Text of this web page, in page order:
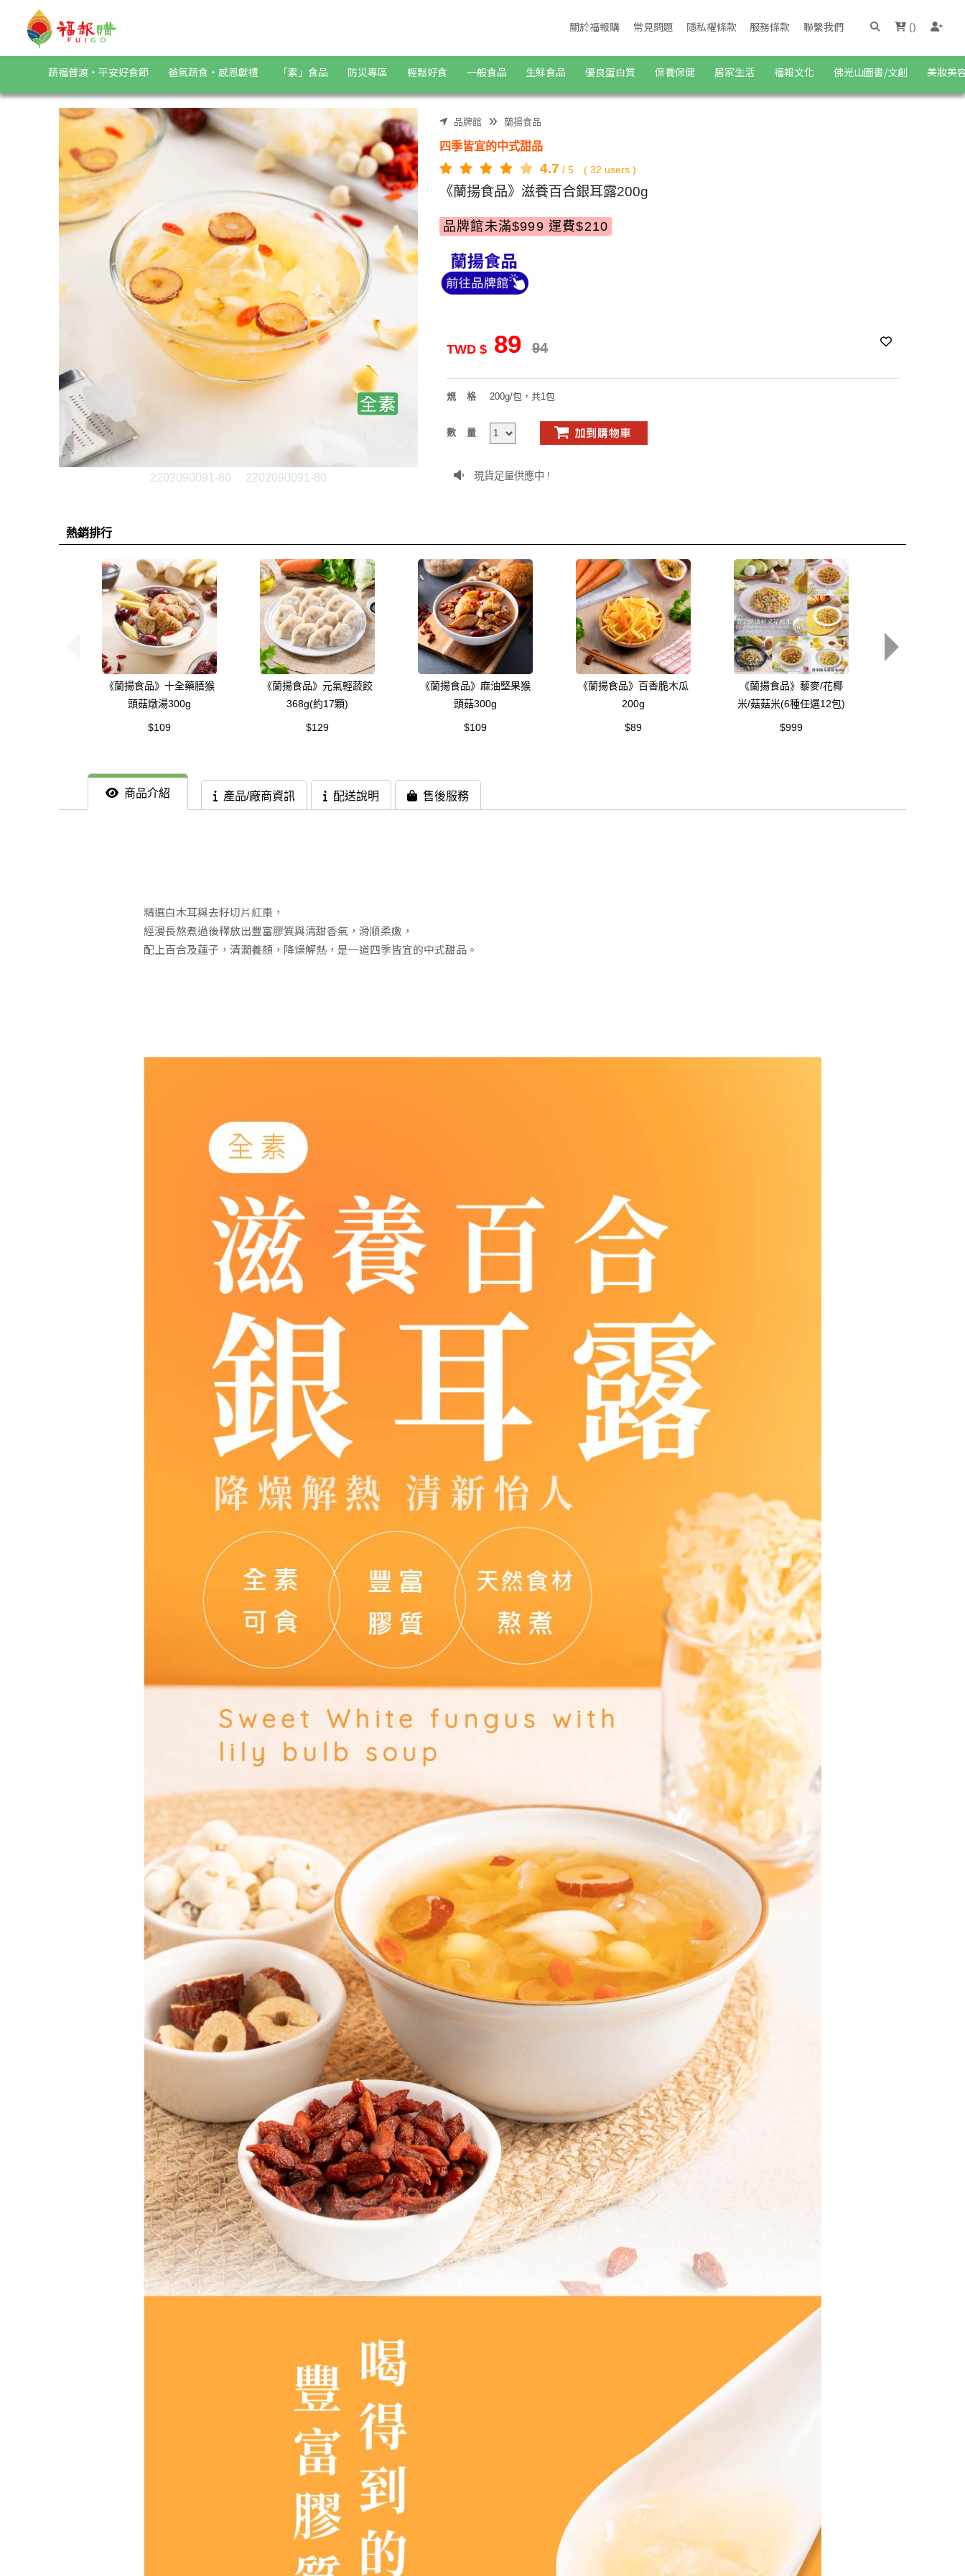
《蘭揚食品》滋養百合銀耳露200g | 福報購蔬食購物商城
關於福報購 常見問題 隱私權條款 服務條款 聯繫我們 ()
蔬福普渡・平安好食節 爸氣蔬食・感恩獻禮 「素」食品 防災專區 輕鬆好食 一般食品 生鮮食品 優良蛋白質 保養保健 居家生活 福報文化 佛光山圖書/文創 美妝美
2202090091-80 2202090091-80
品牌館 蘭揚食品
四季皆宜的中式甜品
4.7 / 5 ( 32 users )
《蘭揚食品》滋養百合銀耳露200g
品牌館未滿$999 運費$210
TWD $ 89 94
規格 200g/包，共1包
數量
現貨足量供應中 !
熱銷排行
《蘭揚食品》十全藥膳猴
頭菇燉湯300g
$109
《蘭揚食品》元氣輕蔬餃
368g(約17顆)
$129
《蘭揚食品》麻油堅果猴
頭菇300g
$109
《蘭揚食品》百香脆木瓜
200g
$89
《蘭揚食品》藜麥/花椰
米/菇菇米(6種任選12包)
$999
商品介紹 產品/廠商資訊 配送說明 售後服務
精選白木耳與去籽切片紅棗，
經漫長熬煮過後釋放出豐富膠質與清甜香氣，滑順柔嫩，
配上百合及蓮子，清潤養顏，降燥解熱，是一道四季皆宜的中式甜品。